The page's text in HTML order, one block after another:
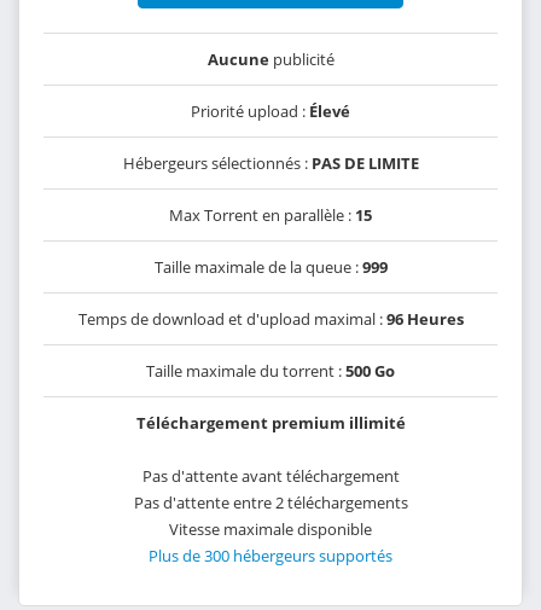
Aucunepublicité
Priorité upload : Élevé
Hébergeurs sélectionnés : PAS DE LIMITE
Max Torrent en parallèle : 15
Taille maximale de la queue :999
Temps de download et d'upload maximal :96 Heures
Taille maximale du torrent :500 Go
Téléchargement premium illimité
Pas d'attente avant téléchargement
Pas d'attente entre 2 téléchargements
Vitesse maximale disponible
Plus de 300 hébergeurs supportés